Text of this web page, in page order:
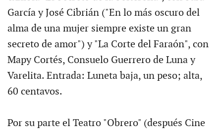
García y José Cibrián ("En lo más oscuro del
alma de una mujer siempre existe un gran
secreto de amor") y "La Corte del Faraón", con
Mapy Cortés, Consuelo Guerrero de Luna y
Varelita. Entrada: Luneta baja, un peso; alta,
60 centavos.
Por su parte el Teatro "Obrero" (después Cine